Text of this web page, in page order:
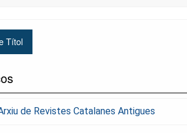
Títol
de Revistes Catalanes Antigues